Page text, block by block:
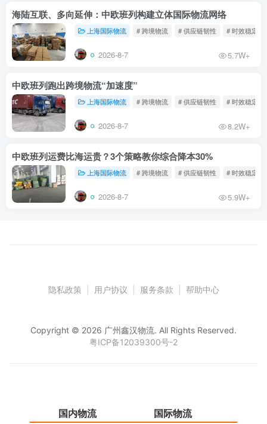
海陆互联、多向延伸：中欧班列构建立体国际物流网络
上海国际物流 # 跨境物流 # 供应链韧性 # 时效稳定
2026-8-7 5.7W+
中欧班列跑出跨境物流“加速度”
上海国际物流 # 跨境物流 # 供应链韧性 # 时效稳定
2026-8-7 8.2W+
中欧班列运费比海运贵？3个策略教你综合降本30%
上海国际物流 # 跨境物流 # 供应链韧性 # 时效稳定
2026-8-7 5.9W+
隐私政策 用户协议 服务条款 帮助中心
Copyright © 2026 广州鑫汉物流. All Rights Reserved.
粤ICP备12039300号-2
国内物流 国际物流